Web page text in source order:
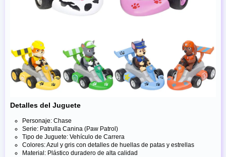
Detalles del Juguete
Personaje: Chase
Serie: Patrulla Canina (Paw Patrol)
Tipo de Juguete: Vehículo de Carrera
Colores: Azul y gris con detalles de huellas de patas y estrellas
Material: Plástico duradero de alta calidad